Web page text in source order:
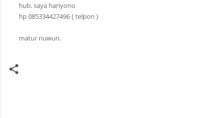
hub. saya hariyono
hp 085334427496 { telpon }
matur nuwun.